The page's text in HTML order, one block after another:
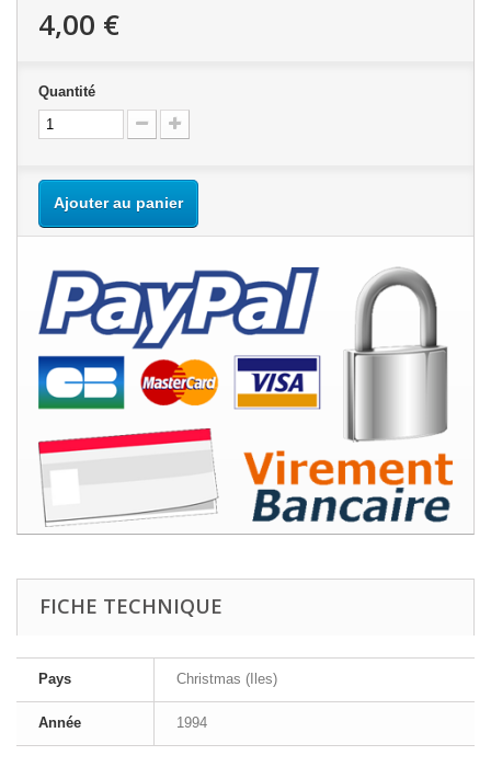
4,00 €
Quantité
Ajouter au panier
FICHE TECHNIQUE
Pays Christmas (Iles)
Année 1994